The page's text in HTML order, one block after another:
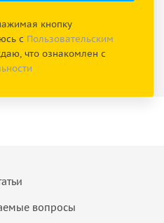
кнопку
с Пользовательским
что ознакомлен с
вопросы